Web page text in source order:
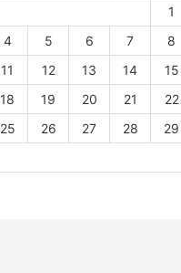
1
4 5 6 7 8
11 12 13 14 15
18 19 20 21 22
25 26 27 28 29